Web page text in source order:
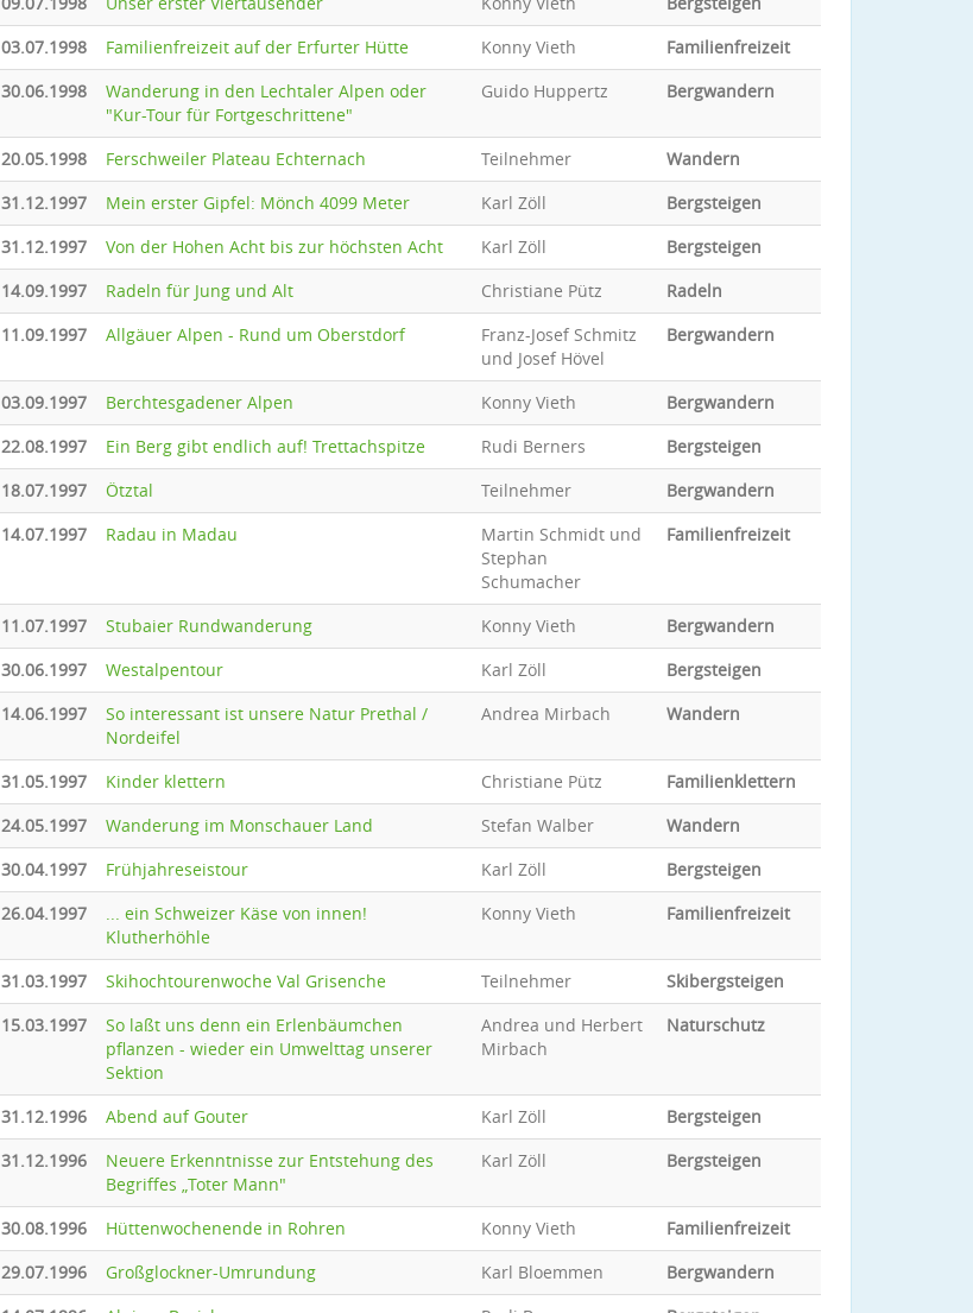
03.07.1998
Familienfreizeit auf der Erfurter Hütte Konny Vieth
Familienfreizeit
30.06.1998
Wanderung in den Lechtaler Alpen oder
"Kur-Tour für Fortgeschrittene"
Guido Huppertz Bergwandern
20.05.1998 Ferschweiler Plateau Echternach Teilnehmer
Wandern
31.12.1997
Mein erster Gipfel: Mönch 4099 Meter Karl Zöll
Bergsteigen
31.12.1997
Von der Hohen Acht bis zur höchsten Acht Karl Zöll
Bergsteigen
14.09.1997
Radeln für Jung und Alt Christiane Pütz
Radeln
11.09.1997
Allgäuer Alpen - Rund um Oberstdorf
Franz-Josef Schmitz
und Josef Hövel
Bergwandern
03.09.1997 Berchtesgadener Alpen Konny Vieth
Bergwandern
22.08.1997
Ein Berg gibt endlich auf! Trettachspitze Rudi Berners
Bergsteigen
18.07.1997
Ötztal Teilnehmer
Bergwandern
14.07.1997
Radau in Madau
Martin Schmidt und
Stephan
Schumacher
Familienfreizeit
11.07.1997 Stubaier Rundwanderung Konny Vieth
Bergwandern
30.06.1997
Westalpentour Karl Zöll
Bergsteigen
14.06.1997
So interessant ist unsere Natur Prethal /
Nordeifel
Andrea Mirbach Wandern
31.05.1997 Kinder klettern Christiane Pütz
Familienklettern
24.05.1997
Wanderung im Monschauer Land Stefan Walber
Wandern
30.04.1997
Frühjahreseistour Karl Zöll
Bergsteigen
26.04.1997
... ein Schweizer Käse von innen!
Klutherhöhle
Konny Vieth Familienfreizeit
31.03.1997 Skihochtourenwoche Val Grisenche Teilnehmer
Skibergsteigen
15.03.1997
So laßt uns denn ein Erlenbäumchen
pflanzen - wieder ein Umwelttag unserer
Sektion
Andrea und Herbert
Mirbach
Naturschutz
31.12.1996 Abend auf Gouter Karl Zöll
Bergsteigen
31.12.1996
Neuere Erkenntnisse zur Entstehung des
Begriffes „Toter Mann"
Karl Zöll Bergsteigen
30.08.1996 Hüttenwochenende in Rohren Konny Vieth
Familienfreizeit
29.07.1996
Großglockner-Umrundung Karl Bloemmen
Bergwandern